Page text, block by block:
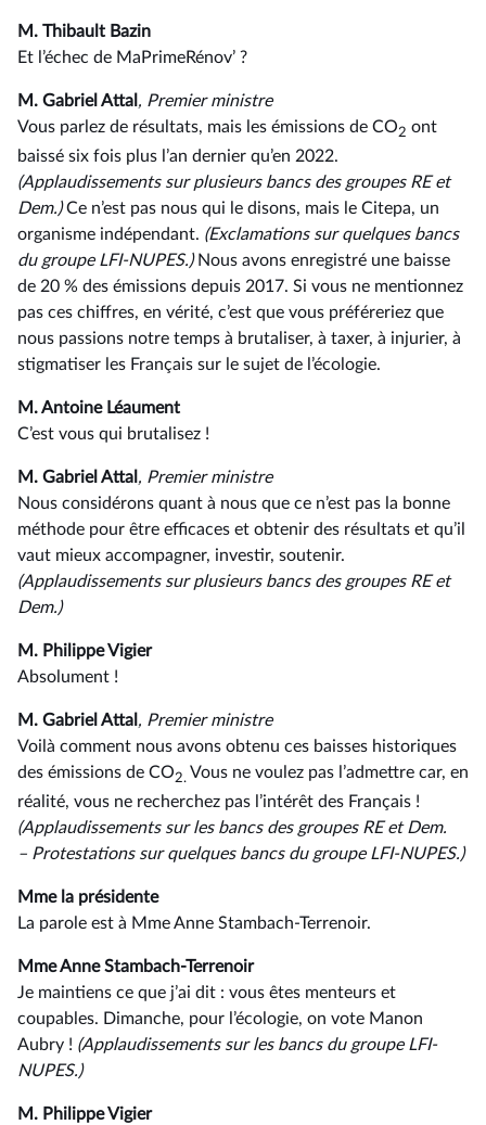
M. Thibault Bazin
Et l’échec de MaPrimeRénov’ ?
M. Gabriel Attal , Premier ministre
Vous parlez de résultats, mais les émissions de CO2 ont
baissé six fois plus l’an dernier qu’en 2022.
(Applaudissements sur plusieurs bancs des groupes RE et
Dem.)Ce n’est pas nous qui le disons, mais le Citepa, un
organisme indépendant. (Exclamations sur quelques bancs
du groupe LFI-NUPES.) Nous avons enregistré une baisse
de 20 % des émissions depuis 2017. Si vous ne mentionnez
pas ces chiffres, en vérité, c’est que vous préféreriez que
nous passions notre temps à brutaliser, à taxer, à injurier, à
stigmatiser les Français sur le sujet de l’écologie.
M. Antoine Léaument
C’est vous qui brutalisez !
M. Gabriel Attal , Premier ministre
Nous considérons quant à nous que ce n’est pas la bonne
méthode pour être efficaces et obtenir des résultats et qu’il
vaut mieux accompagner, investir, soutenir.
(Applaudissements sur plusieurs bancs des groupes RE et
Dem.)
M. Philippe Vigier
Absolument !
M. Gabriel Attal , Premier ministre
Voilà comment nous avons obtenu ces baisses historiques
des émissions de CO2. Vous ne voulez pas l’admettre car, en
réalité, vous ne recherchez pas l’intérêt des Français !
(Applaudissements sur les bancs des groupes RE et Dem.
–⁠ Protestations sur quelques bancs du groupe LFI-NUPES.)
Mme la présidente
La parole est à Mme Anne Stambach-Terrenoir.
Mme Anne Stambach-Terrenoir
Je maintiens ce que j’ai dit : vous êtes menteurs et
coupables. Dimanche, pour l’écologie, on vote Manon
Aubry ! (Applaudissements sur les bancs du groupe LFI-
NUPES.)
M. Philippe Vigier